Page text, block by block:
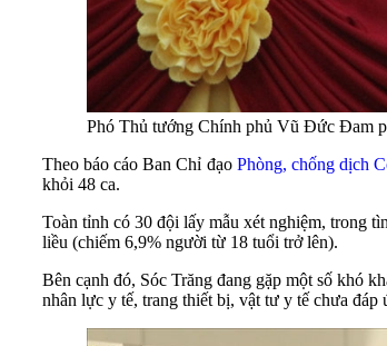
Phó Thủ tướng Chính phủ Vũ Đức Đam
Theo báo cáo Ban Chỉ đạo Phòng, chống dịch
khỏi 48 ca.
Toàn tỉnh có 30 đội lấy mẫu xét nghiệm, trong
liều (chiếm 6,9% người từ 18 tuổi trở lên).
Bên cạnh đó, Sóc Trăng đang gặp một số khó
nhân lực y tế, trang thiết bị, vật tư y tế chưa đáp